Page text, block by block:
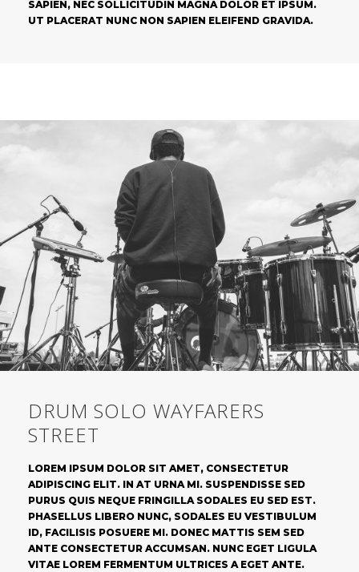
SAPIEN, NEC SOLLICITUDIN MAGNA DOLOR ET IPSUM.
UT PLACERAT NUNC NON SAPIEN ELEIFEND GRAVIDA.
DRUM SOLO WAYFARERS
STREET
LOREM IPSUM DOLOR SIT AMET, CONSECTETUR
ADIPISCING ELIT. IN AT URNA MI. SUSPENDISSE SED
PURUS QUIS NEQUE FRINGILLA SODALES EU SED EST.
PHASELLUS LIBERO NUNC, SODALES EU VESTIBULUM
ID, FACILISIS POSUERE MI. DONEC MATTIS SEM SED
ANTE CONSECTETUR ACCUMSAN. NUNC EGET LIGULA
VITAE LOREM FERMENTUM ULTRICES A EGET ANTE.